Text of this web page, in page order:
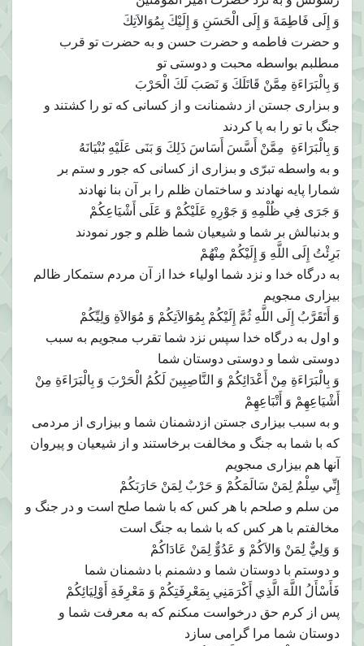
وَ إِلَى فَاطِمَةَ وَ إِلَى الْحَسَنِ وَ إِلَيْكَ بِمُوَالاَتِكَ‏
و حضرت فاطمه و حضرت حسن و به حضرت تو قرب
مى‏طلبم بواسطه محبت و دوستى تو
وَ بِالْبَرَاءَةِ مِمَّنْ قَاتَلَكَ وَ نَصَبَ لَكَ الْحَرْبَ
و بى‏زارى جستن از دشمنانت و از كسانى كه تو را كشتند و
جنگ با تو را به پا كردند
وَ بِالْبَرَاءَةِ مِمَّنْ أَسَّسَ أَسَاسَ ذَلِكَ وَ بَنَى عَلَيْهِ بُنْيَانَهُ‏
و به واسطه تبرّى و بى‏زارى از كسانى كه جور و ستم بر
شمارا پايه نهادند و ساختمان ظلم را بر آن بنا نهادند
وَ جَرَى فِي ظُلْمِهِ وَ جَوْرِهِ عَلَيْكُمْ وَ عَلَى أَشْيَاعِكُمْ
و بدنبالش بر شما و شيعيان شما ظلم و جور نمودند
بَرِئْتُ إِلَى اللَّهِ وَ إِلَيْكُمْ مِنْهُمْ‏
به درگاه خدا و نزد شما اولياء خدا از آن مردم ستمكار ظالم
بيزارى مى‏جويم
وَ أَتَقَرَّبُ إِلَى اللَّهِ ثُمَّ إِلَيْكُمْ بِمُوَالاَتِكُمْ وَ مُوَالاَةِ وَلِيِّكُمْ
و اول به درگاه خدا سپس نزد شما تقرب مى‏جويم به سبب
دوستى شما و دوستى دوستان شما
‏وَ بِالْبَرَاءَةِ مِنْ أَعْدَائِكُمْ وَ النَّاصِبِينَ لَكُمُ الْحَرْبَ وَ بِالْبَرَاءَةِ مِنْ
أَشْيَاعِهِمْ وَ أَتْبَاعِهِمْ‏
و به سبب بيزارى جستن ازدشمنان شما و بيزارى از مردمى
كه با شما به جنگ و مخالفت برخاستند و از شيعيان و پيروان
آنها هم بيزارى مى‏جويم
إِنِّي سِلْمٌ لِمَنْ سَالَمَكُمْ وَ حَرْبٌ لِمَنْ حَارَبَكُمْ
من سلم و صلحم با هر كس كه با شما صلح است و در جنگ و
مخالفتم با هر كس كه با شما به جنگ است
وَ وَلِيٌّ لِمَنْ وَالاَكُمْ وَ عَدُوٌّ لِمَنْ عَادَاكُمْ‏
و دوستم با دوستان شما و دشمنم با دشمنان شما
فَأَسْأَلُ اللَّهَ الَّذِي أَكْرَمَنِي بِمَعْرِفَتِكُمْ وَ مَعْرِفَةِ أَوْلِيَائِكُمْ
پس از كرم حق درخواست مى‏كنم كه به معرفت شما و
دوستان شما مرا گرامى سازد